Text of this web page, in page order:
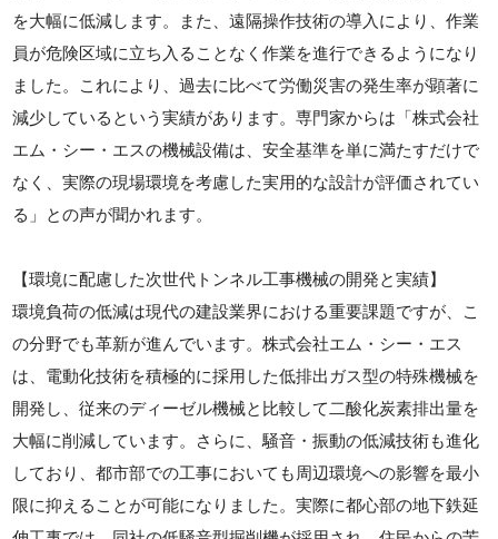
を大幅に低減します。また、遠隔操作技術の導入により、作業
員が危険区域に立ち入ることなく作業を進行できるようになり
ました。これにより、過去に比べて労働災害の発生率が顕著に
減少しているという実績があります。専門家からは「株式会社
エム・シー・エスの機械設備は、安全基準を単に満たすだけで
なく、実際の現場環境を考慮した実用的な設計が評価されてい
る」との声が聞かれます。
【環境に配慮した次世代トンネル工事機械の開発と実績】
環境負荷の低減は現代の建設業界における重要課題ですが、こ
の分野でも革新が進んでいます。株式会社エム・シー・エス
は、電動化技術を積極的に採用した低排出ガス型の特殊機械を
開発し、従来のディーゼル機械と比較して二酸化炭素排出量を
大幅に削減しています。さらに、騒音・振動の低減技術も進化
しており、都市部での工事においても周辺環境への影響を最小
限に抑えることが可能になりました。実際に都心部の地下鉄延